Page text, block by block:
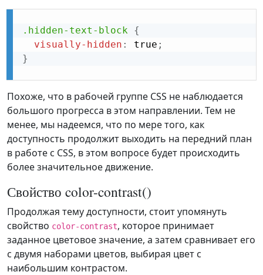
.hidden-text-block
{
visually-hidden : true ;
}
Похоже, что в рабочей группе CSS не наблюдается
большого прогресса в этом направлении. Тем не
менее, мы надеемся, что по мере того, как
доступность продолжит выходить на передний план
в работе с CSS, в этом вопросе будет происходить
более значительное движение.
Свойство color-contrast()
Продолжая тему доступности, стоит упомянуть
свойство color-contrast, которое принимает
заданное цветовое значение, а затем сравнивает его
с двумя наборами цветов, выбирая цвет с
наибольшим контрастом.